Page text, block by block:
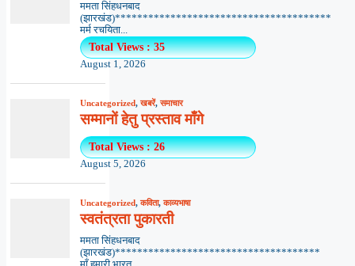
ममता सिंहधनबाद
(झारखंड)***************************************
मर्म रचयिता...
Total Views : 35
August 1, 2026
Uncategorized,खबरें,समाचार
सम्मानों हेतु प्रस्ताव माँगे
Total Views : 26
August 5, 2026
Uncategorized,कविता,काव्यभाषा
स्वतंत्रता पुकारती
ममता सिंहधनबाद
(झारखंड)*************************************